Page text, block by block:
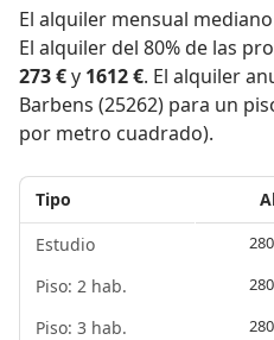
El alquiler mensual
El alquiler del 80% de las
273 €y 1612 €. El alquiler
Barbens (25262) para un
por metro cuadrado).
Tipo
Estudio
Piso: 2 hab.
Piso: 3 hab.
280
280
280